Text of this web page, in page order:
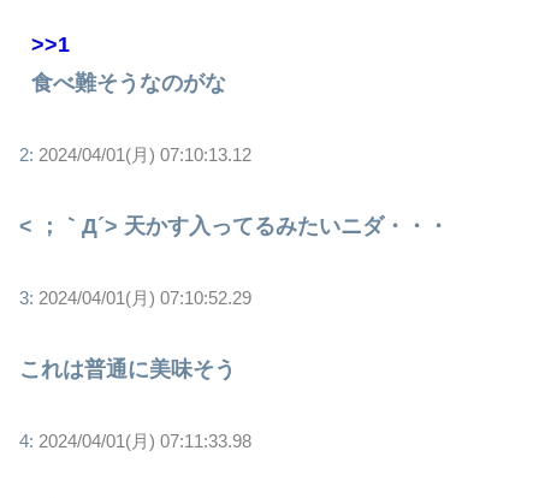
>>1
食べ難そうなのがな
2: 2024/04/01(月) 07:10:13.12
< ；｀Д´> 天かす入ってるみたいニダ・・・
3: 2024/04/01(月) 07:10:52.29
これは普通に美味そう
4: 2024/04/01(月) 07:11:33.98